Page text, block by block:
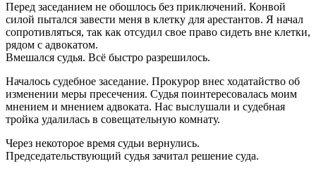
Перед заседанием не обошлось без приключений. Конвой
силой пытался завести меня в клетку для арестантов. Я начал
сопротивляться, так как отсудил свое право сидеть вне клетки,
рядом с адвокатом.
Вмешался судья. Всё быстро разрешилось.
Началось судебное заседание. Прокурор внес ходатайство об
изменении меры пресечения. Судья поинтересовалась моим
мнением и мнением адвоката. Нас выслушали и судебная
тройка удалилась в совещательную комнату.
Через некоторое время судьи вернулись.
Председательствующий судья зачитал решение суда.